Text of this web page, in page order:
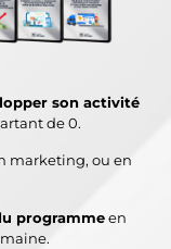
son activité
de 0.
marketing, ou en
programmeen